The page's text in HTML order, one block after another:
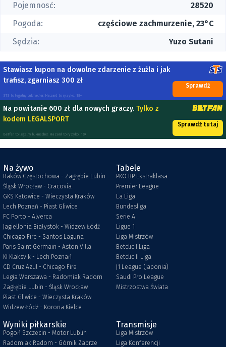
Pojemnosć:
28520
Pogoda:
częściowe zachmurzenie, 23°C
Sędzia:
Yuzo Sutani
Stawiasz kupon na dowolne zdarzenie z żużla i jak
trafisz, zgarniasz 300 zł
STS to legalny bukmacher. Hazard to ryzyko. 18+
Sprawdź
Na powitanie 600 zł dla nowych graczy. Tylko z
kodem LEGALSPORT
Betfan to legalny bukmacher. Hazard to ryzyko. 18+
Sprawdź tutaj
Na żywo
Raków Częstochowa - Zagłębie Lubin
Śląsk Wrocław - Cracovia
GKS Katowice - Wieczysta Kraków
Lech Poznań - Piast Gliwice
FC Porto - Alverca
Jagiellonia Białystok - Widzew Łódź
Chicago Fire - Santos Laguna
Paris Saint Germain - Aston Villa
KI Klaksvik - Lech Poznań
CD Cruz Azul - Chicago Fire
Legia Warszawa - Radomiak Radom
Zagłębie Lubin - Śląsk Wrocław
Piast Gliwice - Wieczysta Kraków
Widzew Łódź - Korona Kielce
Tabele
PKO BP Ekstraklasa
Premier League
La Liga
Bundesliga
Serie A
Ligue 1
Liga Mistrzów
Betclic I Liga
Betclic II Liga
J1 League (Japonia)
Saudi Pro League
Mistrzostwa Świata
Wyniki piłkarskie
Pogoń Szczecin - Motor Lublin
Radomiak Radom - Górnik Zabrze
Transmisje
Liga Mistrzów
Liga Konferencji